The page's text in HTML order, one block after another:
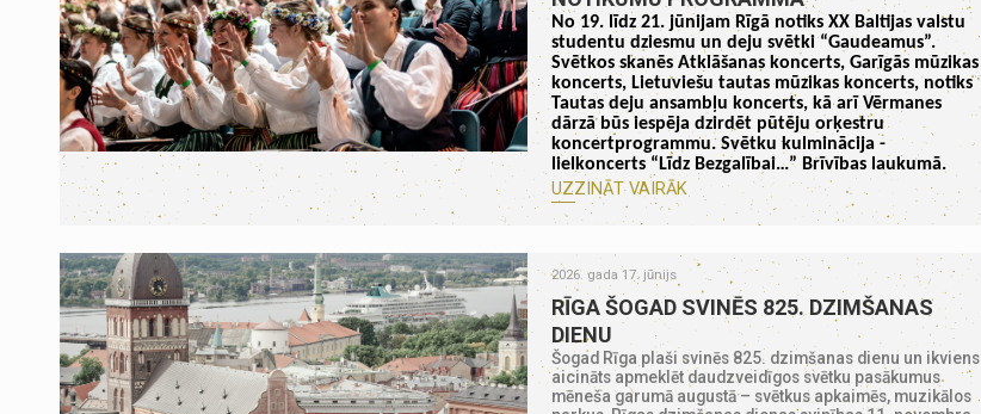
No 19. līdz 21. jūnijam Rīgā notiks XX Baltijas valstu
studentu dziesmu un deju svētki “Gaudeamus”.
Svētkos skanēs Atklāšanas koncerts, Garīgās mūzikas
koncerts, Lietuviešu tautas mūzikas koncerts, notiks
Tautas deju ansambļu koncerts, kā arī Vērmanes
dārzā būs iespēja dzirdēt pūtēju orķestru
koncertprogrammu. Svētku kulminācija -
lielkoncerts “Līdz Bezgalībai…” Brīvības laukumā.
UZZINĀT VAIRĀK
2026. gada 17. jūnijs
RĪGA ŠOGAD SVINĒS 825. DZIMŠANAS
DIENU
Šogad Rīga plaši svinēs 825. dzimšanas dienu un ikviens
aicināts apmeklēt daudzveidīgos svētku pasākumus
mēneša garumā augustā – svētkus apkaimēs, muzikālos